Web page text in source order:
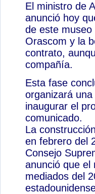
El ministro de
anunció hoy
de este
Orascom y la
contrato,
compañía.
Esta fase
organizará
inaugurar el
comunicado.
La
en febrero del
Consejo
anunció que el
mediados del